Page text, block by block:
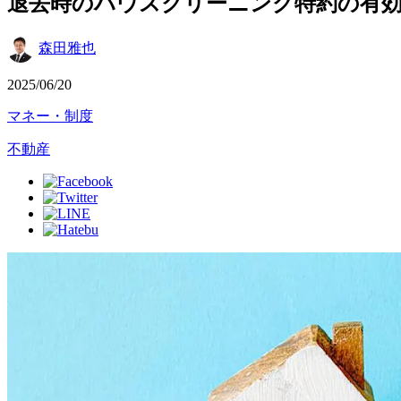
森田雅也
2025/06/20
マネー・制度
不動産